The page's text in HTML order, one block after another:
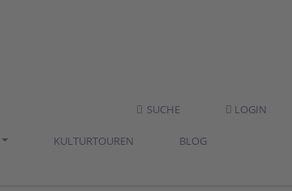
SUCHE LOGIN
KULTURTOUREN BLOG